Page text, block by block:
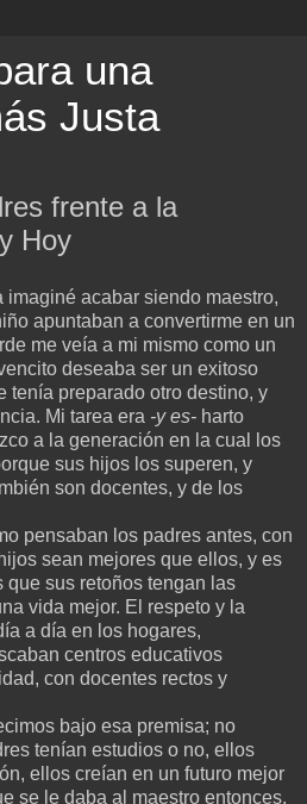
una
Justa
frente a la
Hoy
imaginé acabar siendo maestro,
apuntaban a convertirme en un
me veía a mi mismo como un
deseaba ser un exitoso
tenía preparado otro destino, y
Mi tarea era -y es- harto
a la generación en la cual los
sus hijos los superen, y
son docentes, y de los
pensaban los padres antes, con
sean mejores que ellos, y es
sus retoños tengan las
vida mejor. El respeto y la
a día en los hogares,
centros educativos
con docentes rectos y
bajo esa premisa; no
tenían estudios o no, ellos
ellos creían en un futuro mejor
se le daba al maestro entonces,